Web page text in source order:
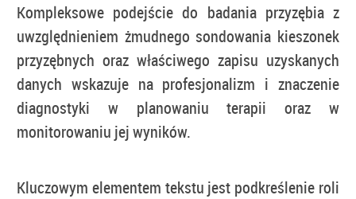
Kompleksowe podejście do badania przyzębia z
uwzględnieniem żmudnego sondowania kieszonek
przyzębnych oraz właściwego zapisu uzyskanych
danych wskazuje na profesjonalizm i znaczenie
diagnostyki w planowaniu terapii oraz w
monitorowaniu jej wyników.
Kluczowym elementem tekstu jest podkreślenie roli